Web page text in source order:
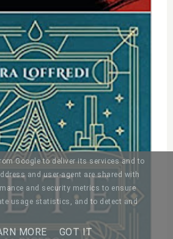
Google to deliver its services and to
and user-agent are shared with
and security metrics to ensure
usage statistics, and to detect and
MORE GOT IT